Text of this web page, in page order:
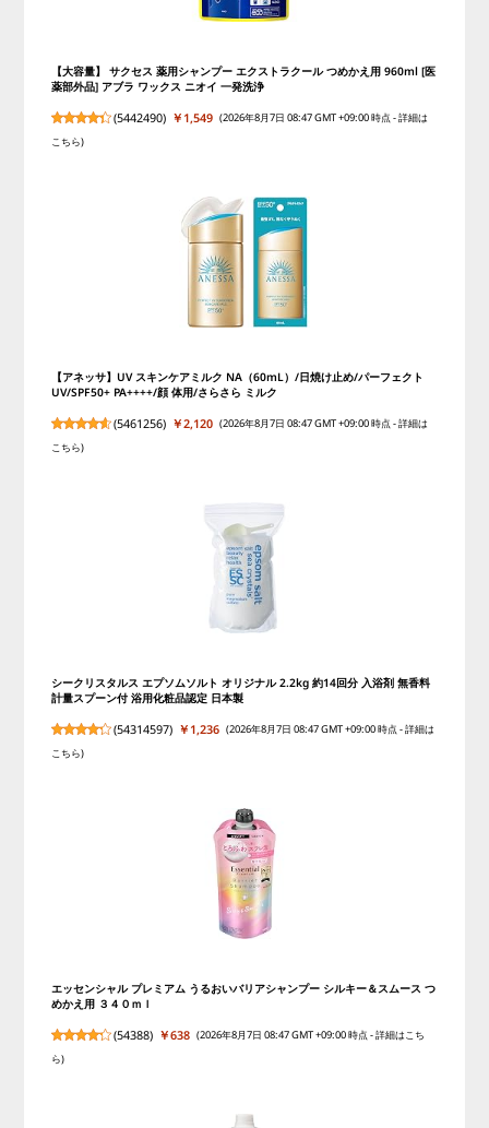
【大容量】 サクセス 薬用シャンプー エクストラクール つめかえ用 960ml [医
薬部外品] アブラ ワックス ニオイ 一発洗浄
(5442490) ￥1,549 (2026年8月7日 08:47 GMT +09:00 時点 -詳細は
こちら)
【アネッサ】UV スキンケアミルク NA（60mL）/日焼け止め/パーフェクト
UV/SPF50+ PA++++/顔 体用/さらさら ミルク
(5461256) ￥2,120 (2026年8月7日 08:47 GMT +09:00 時点 -詳細は
こちら)
シークリスタルス エプソムソルト オリジナル 2.2kg 約14回分 入浴剤 無香料
計量スプーン付 浴用化粧品認定 日本製
(54314597) ￥1,236 (2026年8月7日 08:47 GMT +09:00 時点 -詳細は
こちら)
エッセンシャル プレミアム うるおいバリアシャンプー シルキー＆スムース つ
めかえ用 ３４０ｍｌ
(54388) ￥638 (2026年8月7日 08:47 GMT +09:00 時点 -詳細はこち
ら)